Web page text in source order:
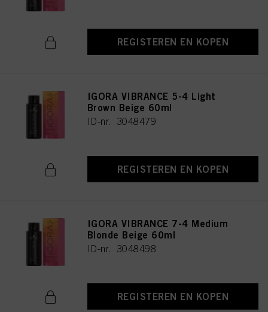
REGISTEREN EN KOPEN
IGORA VIBRANCE 5-4 Light
Brown Beige 60ml
ID-nr. 3048479
REGISTEREN EN KOPEN
IGORA VIBRANCE 7-4 Medium
Blonde Beige 60ml
ID-nr. 3048498
REGISTEREN EN KOPEN